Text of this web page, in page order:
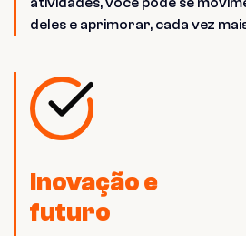
deles e aprimorar, cada vez
Inovação e
futuro